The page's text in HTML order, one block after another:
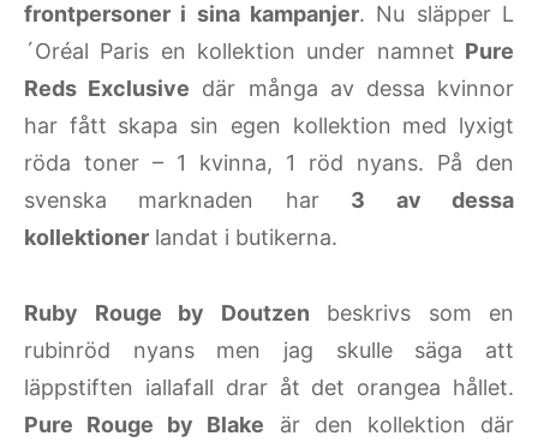
frontpersoner i sina kampanjer. Nu släpper L
´Oréal Paris en kollektion under namnet Pure
Reds Exclusive där många av dessa kvinnor
har fått skapa sin egen kollektion med lyxigt
röda toner – 1 kvinna, 1 röd nyans. På den
svenska marknaden har 3 av dessa
kollektioner landat i butikerna.
Ruby Rouge by Doutzen beskrivs som en
rubinröd nyans men jag skulle säga att
läppstiften iallafall drar åt det orangea hållet.
Pure Rouge by Blake är den kollektion där